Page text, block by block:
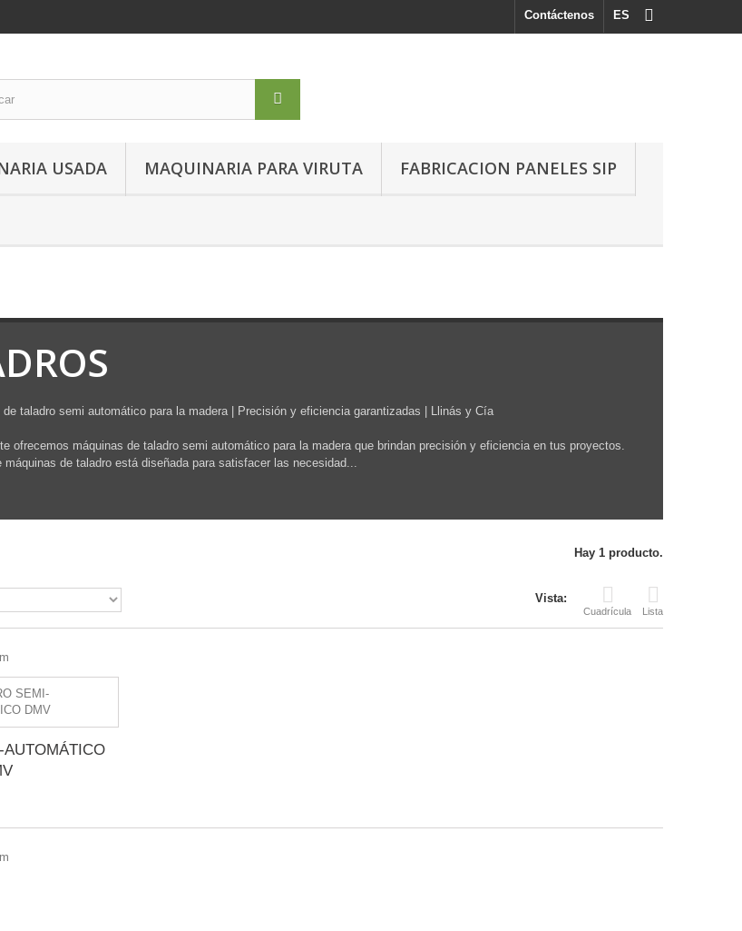
ES
Contáctenos
USADA MAQUINARIA PARA VIRUTA FABRICACION PANELES SIP
taladro semi automático para la madera | Precisión y eficiencia garantizadas | Llinás y Cía
ofrecemos máquinas de taladro semi automático para la madera que brindan precisión y eficiencia en tus proyectos.
máquinas de taladro está diseñada para satisfacer las necesidad...
Hay 1 producto.
Vista:
Cuadrícula Lista